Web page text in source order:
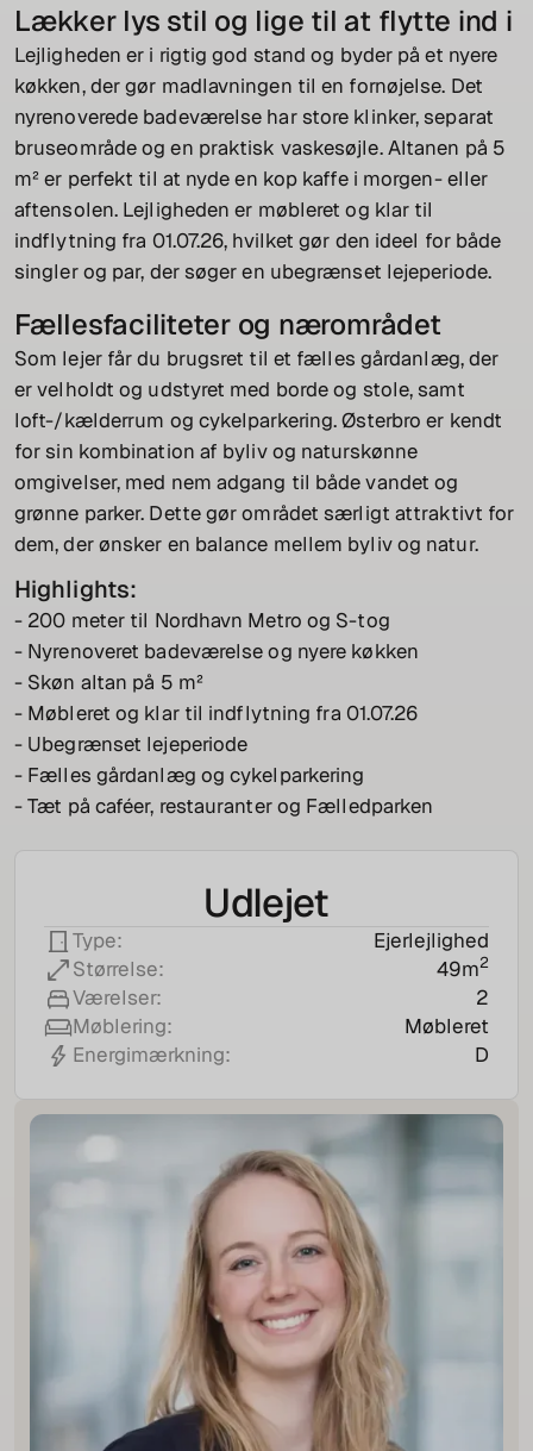
Lækker lys stil og lige til at flytte ind i
Lejligheden er i rigtig god stand og byder på et nyere
køkken, der gør madlavningen til en fornøjelse. Det
nyrenoverede badeværelse har store klinker, separat
bruseområde og en praktisk vaskesøjle. Altanen på 5
m² er perfekt til at nyde en kop kaffe i morgen- eller
aftensolen. Lejligheden er møbleret og klar til
indflytning fra 01.07.26, hvilket gør den ideel for både
singler og par, der søger en ubegrænset lejeperiode.
Fællesfaciliteter og nærområdet
Som lejer får du brugsret til et fælles gårdanlæg, der
er velholdt og udstyret med borde og stole, samt
loft-/kælderrum og cykelparkering. Østerbro er kendt
for sin kombination af byliv og naturskønne
omgivelser, med nem adgang til både vandet og
grønne parker. Dette gør området særligt attraktivt for
dem, der ønsker en balance mellem byliv og natur.
Highlights:
- 200 meter til Nordhavn Metro og S-tog
- Nyrenoveret badeværelse og nyere køkken
- Skøn altan på 5 m²
- Møbleret og klar til indflytning fra 01.07.26
- Ubegrænset lejeperiode
- Fælles gårdanlæg og cykelparkering
- Tæt på caféer, restauranter og Fælledparken
Udlejet
Type:
Ejerlejlighed
Størrelse:
49m2
Værelser:
2
Møblering:
Møbleret
Energimærkning:
D